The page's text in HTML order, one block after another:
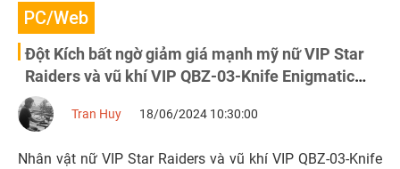
PC/Web
Đột Kích bất ngờ giảm giá mạnh mỹ nữ VIP Star
Raiders và vũ khí VIP QBZ-03-Knife Enigmatic
Beast
Tran Huy 18/06/2024 10:30:00
Nhân vật nữ VIP Star Raiders và vũ khí VIP QBZ-03-Knife